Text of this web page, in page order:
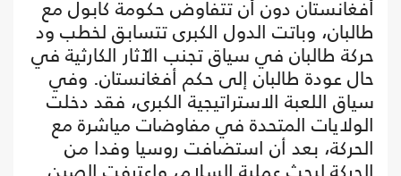
أفغانستان دون أن تتفاوض حكومة كابول مع
طالبان، وباتت الدول الكبرى تتسابق لخطب ود
حركة طالبان في سياق تجنب الآثار الكارثية في
حال عودة طالبان إلى حكم أفغانستان. وفي
سياق اللعبة الاستراتيجية الكبرى، فقد دخلت
الولايات المتحدة في مفاوضات مياشرة مع
الحركة، بعد أن استضافت روسيا وفدا من